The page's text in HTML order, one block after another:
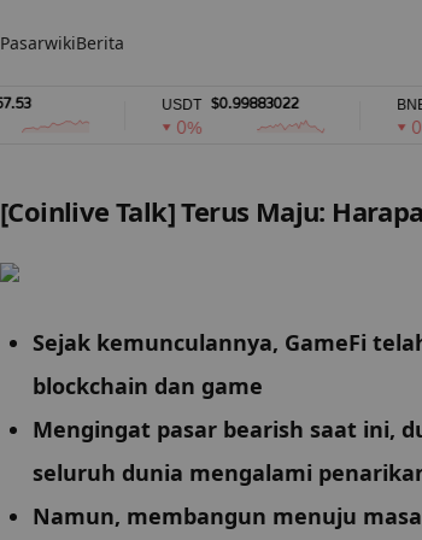
PasarwikiBerita
$0.99883022
[Coinlive Talk] Terus Maju:
Sejak kemunculannya, GameFi
blockchain dan game
Mengingat pasar bearish saat ini,
seluruh dunia mengalami
Namun, membangun menuju